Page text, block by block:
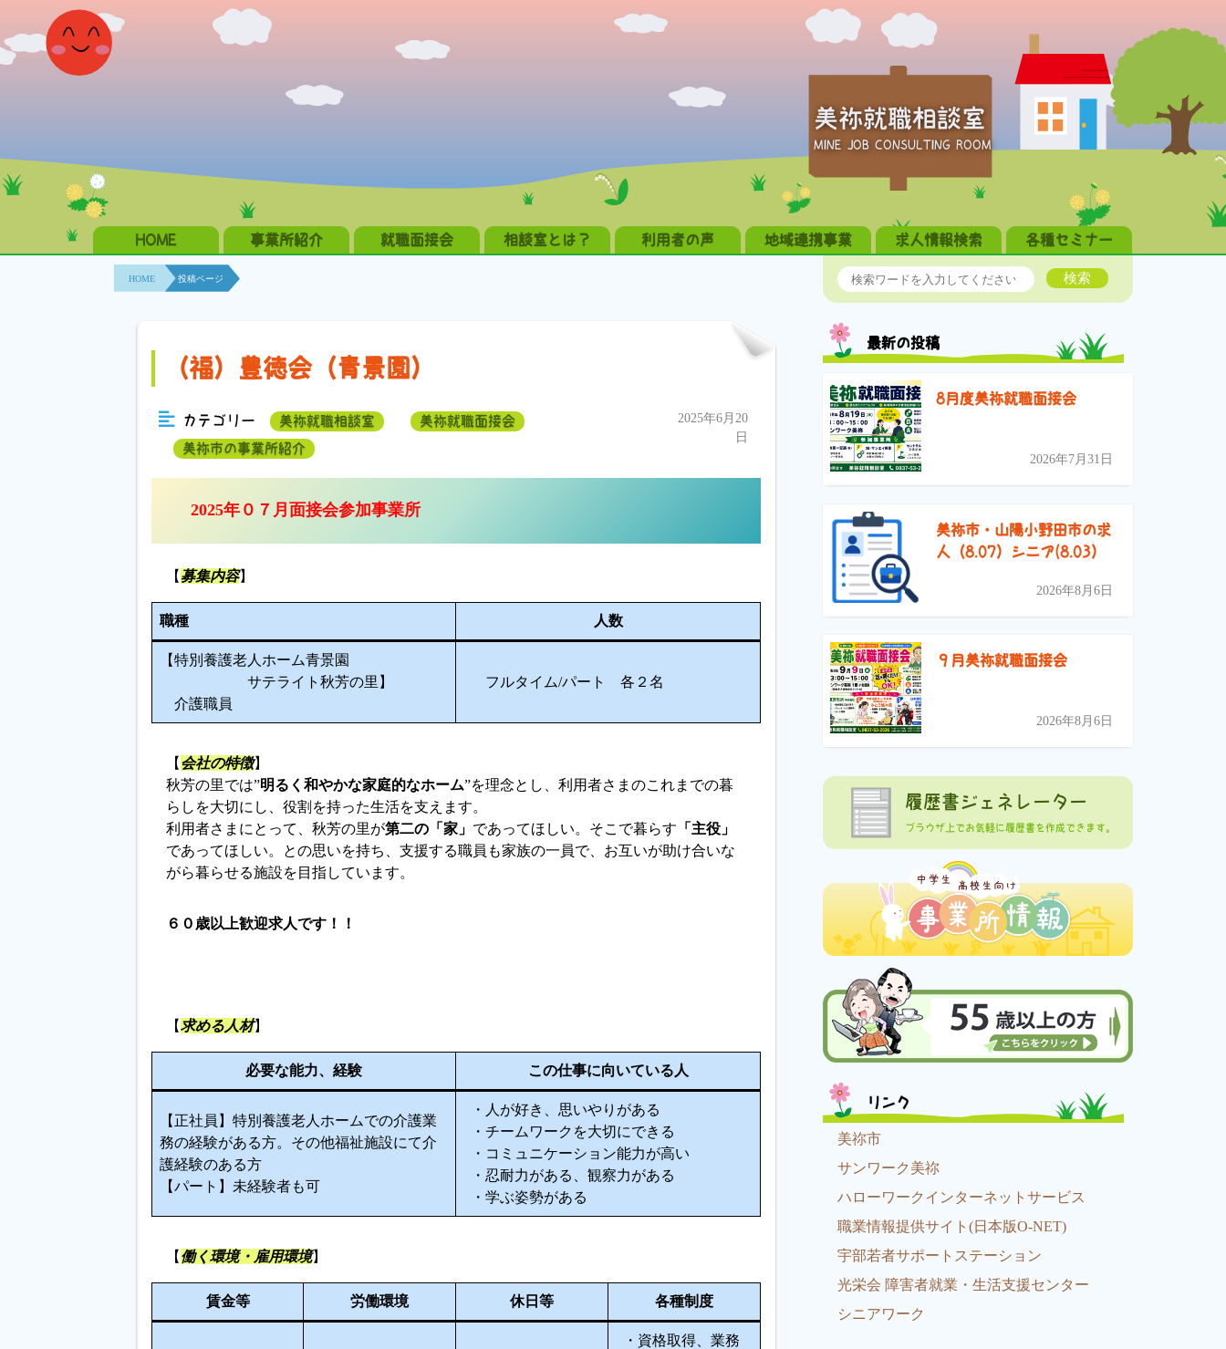
美祢就職相談室
MINE JOB CONSULTING ROOM
HOME 事業所紹介 就職面接会 相談室とは？ 利用者の声 地域連携事業 求人情報検索 各種セミナー
HOME 投稿ページ
（福）豊徳会（青景園）
カテゴリー 美祢就職相談室
美祢就職面接会
美祢市の事業所紹介
2025年6月20
日
2025年０７月面接会参加事業所
【 募集内容】
職種 人数
【特別養護老人ホーム青景園
サテライト秋芳の里】
介護職員
フルタイム/パート 各２名
【 会社の特徴】
秋芳の里では”明るく和やかな家庭的なホーム”を理念とし、利用者さまのこれまでの暮
らしを大切にし、役割を持った生活を支えます。
利用者さまにとって、秋芳の里が第二の「家」 であってほしい。そこで暮らす 「主役」
であってほしい。との思いを持ち、支援する職員も家族の一員で、お互いが助け合いな
がら暮らせる施設を目指しています。
６０歳以上歓迎求人です！！
【求める人材】
必要な能力、経験 この仕事に向いている人
【正社員】特別養護老人ホームでの介護業
務の経験がある方。その他福祉施設にて介
護経験のある方
【パート】未経験者も可
・人が好き、思いやりがある
・チームワークを大切にできる
・コミュニケーション能力が高い
・忍耐力がある、観察力がある
・学ぶ姿勢がある
【 働く環境・雇用環境】
賃金等 労働環境 休日等 各種制度
・資格取得、業務
検索
最新の投稿
8月度美祢就職面接会
2026年7月31日
美祢市・山陽小野田市の求
人（8.07）シニア(8.03）
2026年8月6日
９月美祢就職面接会
2026年8月6日
履歴書ジェネレーター
ブラウザ上でお気軽に履歴書を作成できます。
リンク
美祢市
サンワーク美祢
ハローワークインターネットサービス
職業情報提供サイト(日本版O-NET)
宇部若者サポートステーション
光栄会 障害者就業・生活支援センター
シニアワーク